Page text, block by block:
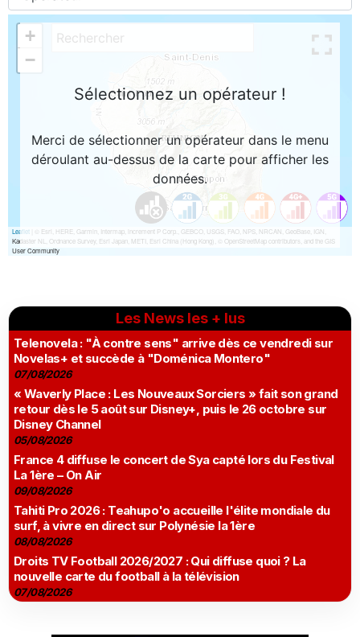
Les News les + lus
Telenovela : "À contre sens" arrive dès ce vendredi sur
Novelas+ et succède à "Doménica Montero"
07/08/2026
« Waverly Place : Les Nouveaux Sorciers » fait son grand
retour dès le 5 août sur Disney+, puis le 26 octobre sur
Disney Channel
05/08/2026
France 4 diffuse le concert de Sya capté lors du Festival
La 1ère – On Air
09/08/2026
Tahiti Pro 2026 : Teahupo'o accueille l'élite mondiale du
surf, à vivre en direct sur Polynésie la 1ère
08/08/2026
Droits TV Football 2026/2027 : Qui diffuse quoi ? La
nouvelle carte du football à la télévision
07/08/2026